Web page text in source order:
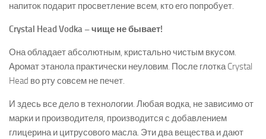
напиток подарит просветление всем, кто его попробует.
Crystal Head Vodka – чище не бывает!
Она обладает абсолютным, кристально чистым вкусом.
Аромат этанола практически неуловим. После глотка Crystal
Head во рту совсем не печет.
И здесь все дело в технологии. Любая водка, не зависимо от
марки и производителя, производится с добавлением
глицерина и цитрусового масла. Эти два вещества и дают